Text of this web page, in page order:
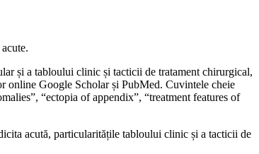
și a tabloului clinic și tacticii de tratament chirurgical,
online Google Scholar și PubMed. Cuvintele cheie
“ectopia of appendix”, “treatment features of
acută, particularitățile tabloului clinic și a tacticii de